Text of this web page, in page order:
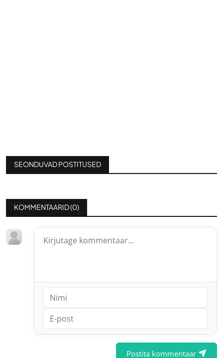
SEONDUVAD POSTITUSED
KOMMENTAARID (0)
Postita kommentaar